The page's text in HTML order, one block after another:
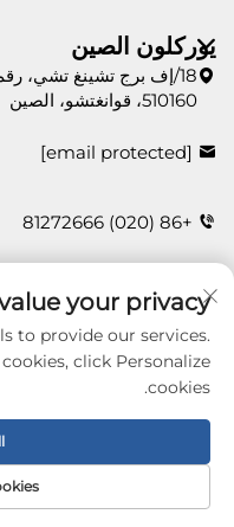
يوركلون الصين
510160، قوانغتشو، الصين
[email protected]
+86 (020) 81272666
اتصل بنا
Wallcoverings
All right reserved -
your privacy
to provide our services.
click Personalize
cookies.